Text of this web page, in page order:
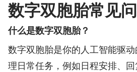
数字双胞胎常见
什么是数字双胞胎？
数字双胞胎是你的人工智能驱
理日常任务，例如日程安排、